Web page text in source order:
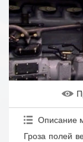
Описание
Гроза полей